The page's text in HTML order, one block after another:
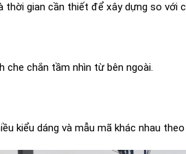
gian cần thiết để xây dựng so với
che chắn tầm nhìn từ bên ngoài.
kiểu dáng và mẫu mã khác nhau